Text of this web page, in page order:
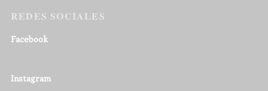
REDES SOCIALES
Facebook
Instagram